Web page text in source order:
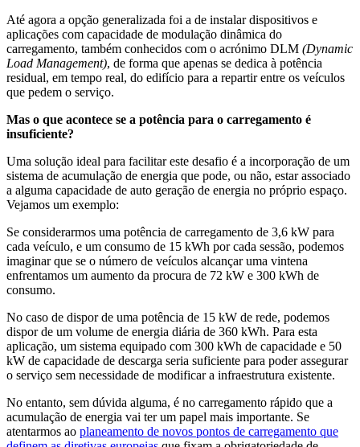
Até agora a opção generalizada foi a de instalar dispositivos e
aplicações com capacidade de modulação dinâmica do
carregamento, também conhecidos com o acrónimo DLM (Dynamic
Load Management), de forma que apenas se dedica à potência
residual, em tempo real, do edifício para a repartir entre os veículos
que pedem o serviço.
Mas o que acontece se a potência para o carregamento é
insuficiente?
Uma solução ideal para facilitar este desafio é a incorporação de um
sistema de acumulação de energia que pode, ou não, estar associado
a alguma capacidade de auto geração de energia no próprio espaço.
Vejamos um exemplo:
Se considerarmos uma potência de carregamento de 3,6 kW para
cada veículo, e um consumo de 15 kWh por cada sessão, podemos
imaginar que se o número de veículos alcançar uma vintena
enfrentamos um aumento da procura de 72 kW e 300 kWh de
consumo.
No caso de dispor de uma potência de 15 kW de rede, podemos
dispor de um volume de energia diária de 360 kWh. Para esta
aplicação, um sistema equipado com 300 kWh de capacidade e 50
kW de capacidade de descarga seria suficiente para poder assegurar
o serviço sem necessidade de modificar a infraestrutura existente.
No entanto, sem dúvida alguma, é no carregamento rápido que a
acumulação de energia vai ter um papel mais importante. Se
atentarmos ao planeamento de novos pontos de carregamento que